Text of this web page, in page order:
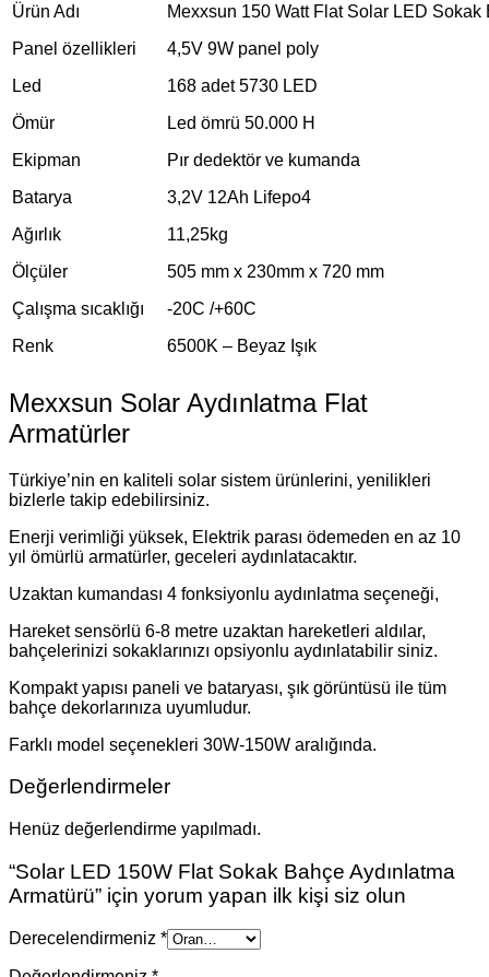
Ürün Adı
Mexxsun 150 Watt Flat Solar LED Sokak
Panel özellikleri
4,5V 9W panel poly
Led
168 adet 5730 LED
Ömür
Led ömrü 50.000 H
Ekipman
Pır dedektör ve kumanda
Batarya
3,2V 12Ah Lifepo4
Ağırlık
11,25kg
Ölçüler
505 mm x 230mm x 720 mm
Çalışma sıcaklığı
-20C /+60C
Renk
6500K – Beyaz Işık
Mexxsun Solar Aydınlatma Flat
Armatürler
Türkiye’nin en kaliteli solar sistem ürünlerini, yenilikleri
bizlerle takip edebilirsiniz.
Enerji verimliği yüksek, Elektrik parası ödemeden en az 10
yıl ömürlü armatürler, geceleri aydınlatacaktır.
Uzaktan kumandası 4 fonksiyonlu aydınlatma seçeneği,
Hareket sensörlü 6-8 metre uzaktan hareketleri aldılar,
bahçelerinizi sokaklarınızı opsiyonlu aydınlatabilir siniz.
Kompakt yapısı paneli ve bataryası, şık görüntüsü ile tüm
bahçe dekorlarınıza uyumludur.
Farklı model seçenekleri 30W-150W aralığında.
Değerlendirmeler
Henüz değerlendirme yapılmadı.
“Solar LED 150W Flat Sokak Bahçe Aydınlatma
Armatürü” için yorum yapan ilk kişi siz olun
Derecelendirmeniz *